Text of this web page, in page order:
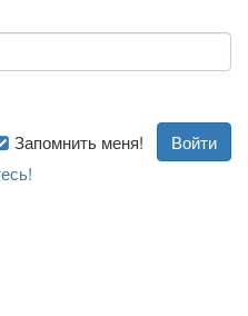
Запомнить меня!